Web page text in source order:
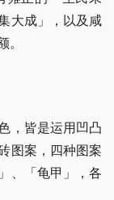
大成」，以及咸
，皆是运用凹凸
图案，四种图案
、「龟甲」，各